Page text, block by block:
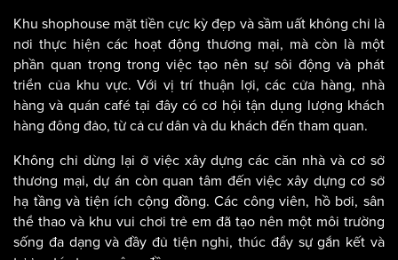
Khu shophouse mặt tiền cực kỳ đẹp và sầm uất không chỉ là
nơi thực hiện các hoạt động thương mại, mà còn là một
phần quan trọng trong việc tạo nên sự sôi động và phát
triển của khu vực. Với vị trí thuận lợi, các cửa hàng, nhà
hàng và quán café tại đây có cơ hội tận dụng lượng khách
hàng đông đảo, từ cả cư dân và du khách đến tham quan.
Không chỉ dừng lại ở việc xây dựng các căn nhà và cơ sở
thương mại, dự án còn quan tâm đến việc xây dựng cơ sở
hạ tầng và tiện ích cộng đồng. Các công viên, hồ bơi, sân
thể thao và khu vui chơi trẻ em đã tạo nên một môi trường
sống đa dạng và đầy đủ tiện nghi, thúc đẩy sự gắn kết và